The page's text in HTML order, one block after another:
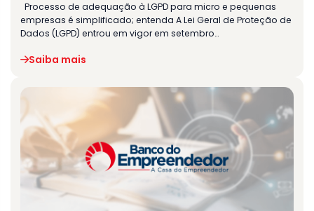
Processo de adequação à LGPD para micro e pequenas
empresas é simplificado; entenda A Lei Geral de Proteção de
Dados (LGPD) entrou em vigor em setembro…
Saiba mais